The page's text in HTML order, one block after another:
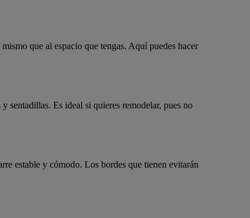
que al espacio que tengas. Aquí puedes hacer
sentadillas. Es ideal si quieres remodelar, pues no
estable y cómodo. Los bordes que tienen evitarán